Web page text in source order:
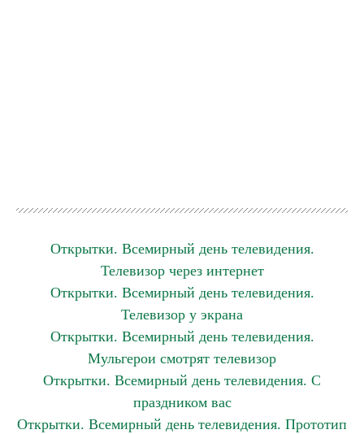
Открытки. Всемирный день телевидения.
Телевизор через интернет
Открытки. Всемирный день телевидения.
Телевизор у экрана
Открытки. Всемирный день телевидения.
Мульгерои смотрят телевизор
Открытки. Всемирный день телевидения. С
праздником вас
Открытки. Всемирный день телевидения. Прототип